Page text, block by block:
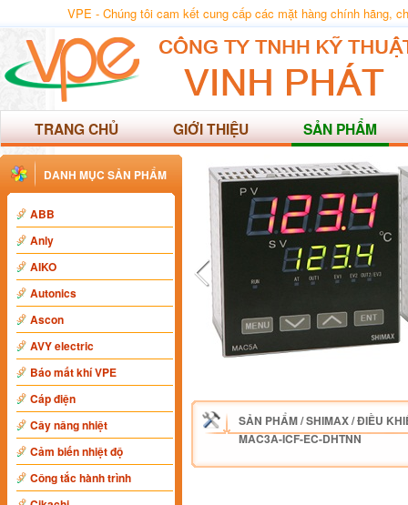
VPE - Chúng tôi cam kết cung cấp các mặt hàng chính hãng,
TRANG CHỦ GIỚI THIỆU SẢN PHẨM
DANH MỤC SẢN PHẨM
ABB
Anly
AIKO
Autonics
Ascon
AVY electric
Báo mất khí VPE
Cáp điện
Cây nâng nhiệt
Cảm biến nhiệt độ
Công tắc hành trình
SẢN PHẨM/SHIMAX/ĐIỀU
MAC3A-ICF-EC-DHTNN